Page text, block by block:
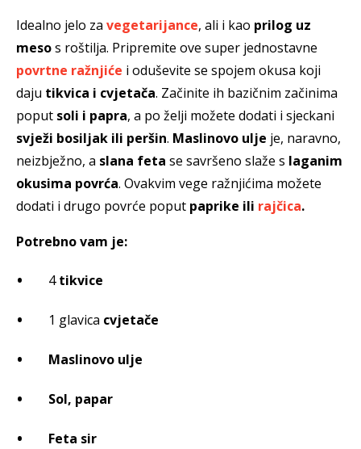
Idealno jelo za vegetarijance, ali i kao prilog uz
mesos roštilja. Pripremite ove super jednostavne
povrtne ražnjiće i oduševite se spojem okusa koji
daju tikvica i cvjetača. Začinite ih bazičnim začinima
poput soli i papra, a po želji možete dodati i sjeckani
svježi bosiljak ili peršin. Maslinovo ulje je, naravno,
neizbježno, a slana feta se savršeno slaže s laganim
okusima povrća. Ovakvim vege ražnjićima možete
dodati i drugo povrće poput paprike ili rajčica.
Potrebno vam je:
4tikvice
1 glavica cvjetače
Maslinovo ulje
Sol, papar
Feta sir